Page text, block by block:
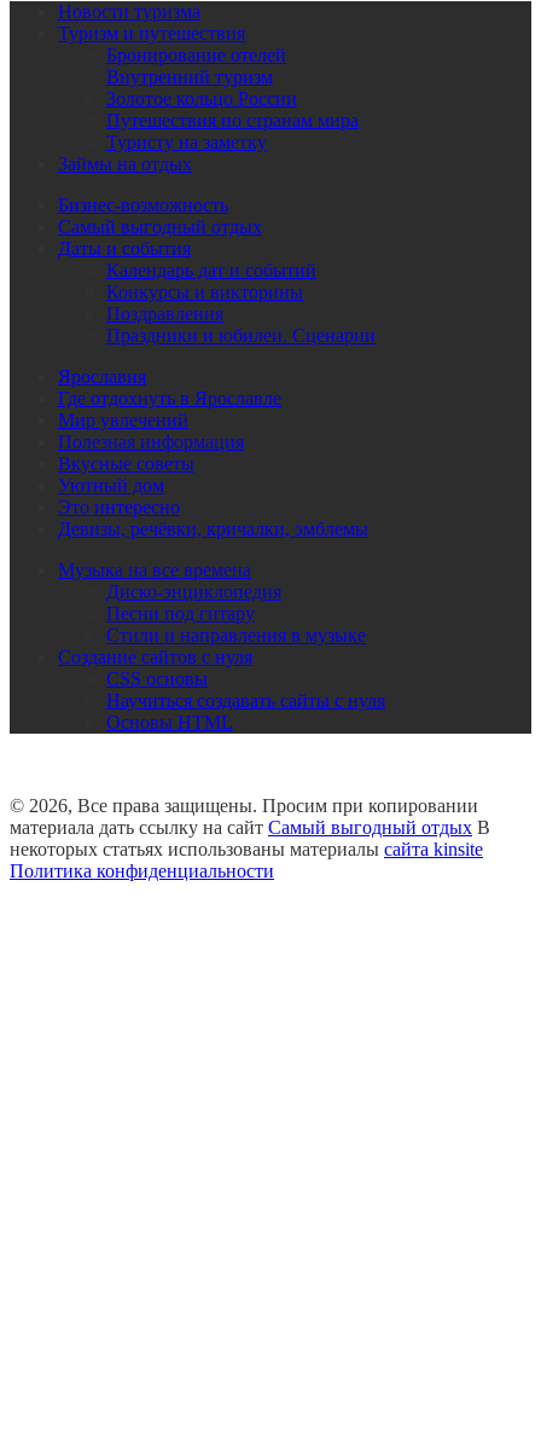
Новости туризма
Туризм и путешествия
Бронирование отелей
Внутренний туризм
Золотое кольцо России
Путешествия по странам мира
Туристу на заметку
Займы на отдых
Бизнес-возможность
Самый выгодный отдых
Даты и события
Календарь дат и событий
Конкурсы и викторины
Поздравления
Праздники и юбилеи. Сценарии
Ярославия
Где отдохнуть в Ярославле
Мир увлечений
Полезная информация
Вкусные советы
Уютный дом
Это интересно
Девизы, речёвки, кричалки, эмблемы
Музыка на все времена
Диско-энциклопедия
Песни под гитару
Стили и направления в музыке
Создание сайтов с нуля
CSS основы
Научиться создавать сайты с нуля
Основы HTML
© 2026, Все права защищены. Просим при копировании
материала дать ссылку на сайт Самый выгодный отдых В
некоторых статьях использованы материалы сайта kinsite
Политика конфиденциальности